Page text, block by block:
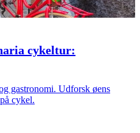
cykeltur:
gastronomi. Udforsk øens
cykel.